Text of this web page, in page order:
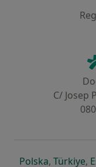
C/ Josep
Polskaabre num
, Türkiye,